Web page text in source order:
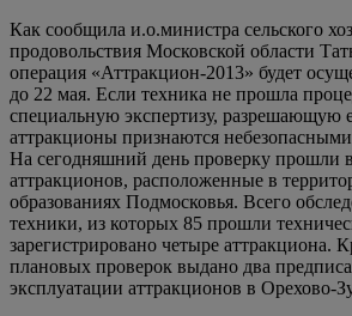
Как сообщила и.о.министра сельского
продовольствия Московской области
операция «Аттракцион-2013» будет
до 22 мая. Если техника не прошла
специальную экспертизу, разрешающую
аттракционы признаются
На сегодняшний день проверку прошли
аттракционов, расположенные в
образованиях Подмосковья. Всего
техники, из которых 85 прошли
зарегистрировано четыре аттракциона.
плановых проверок выдано два
эксплуатации аттракционов в Орехово-